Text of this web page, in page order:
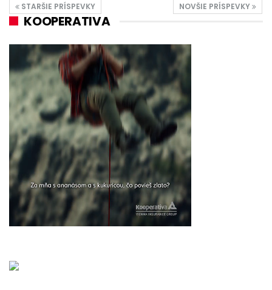
STARŠIE PRÍSPEVKY NOVŠIE PRÍSPEVKY
KOOPERATIVA